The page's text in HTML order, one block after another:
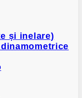
și inelare)